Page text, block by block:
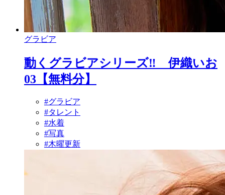
グラビア
動くグラビアシリーズ‼ 伊織いお
03【無料分】
#グラビア
#タレント
#水着
#写真
#木曜更新